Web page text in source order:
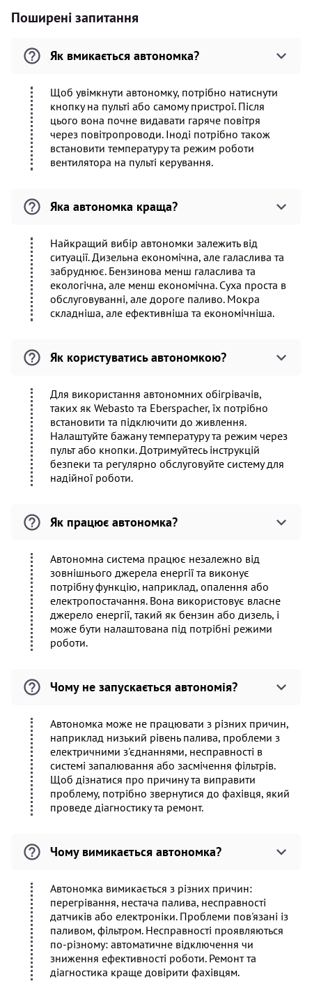
Поширені запитання
Як вмикається автономка?
Щоб увімкнути автономку, потрібно натиснути
кнопку на пульті або самому пристрої. Після
цього вона почне видавати гаряче повітря
через повітропроводи. Іноді потрібно також
встановити температуру та режим роботи
вентилятора на пульті керування.
Яка автономка краща?
Найкращий вибір автономки залежить від
ситуації. Дизельна економічна, але галаслива та
забруднює. Бензинова менш галаслива та
екологічна, але менш економічна. Суха проста в
обслуговуванні, але дороге паливо. Мокра
складніша, але ефективніша та економічніша.
Як користуватись автономкою?
Для використання автономних обігрівачів,
таких як Webasto та Eberspacher, їх потрібно
встановити та підключити до живлення.
Налаштуйте бажану температуру та режим через
пульт або кнопки. Дотримуйтесь інструкцій
безпеки та регулярно обслуговуйте систему для
надійної роботи.
Як працює автономка?
Автономна система працює незалежно від
зовнішнього джерела енергії та виконує
потрібну функцію, наприклад, опалення або
електропостачання. Вона використовує власне
джерело енергії, такий як бензин або дизель, і
може бути налаштована під потрібні режими
роботи.
Чому не запускається автономія?
Автономка може не працювати з різних причин,
наприклад низький рівень палива, проблеми з
електричними з'єднаннями, несправності в
системі запалювання або засмічення фільтрів.
Щоб дізнатися про причину та виправити
проблему, потрібно звернутися до фахівця, який
проведе діагностику та ремонт.
Чому вимикається автономка?
Автономка вимикається з різних причин:
перегрівання, нестача палива, несправності
датчиків або електроніки. Проблеми пов'язані із
паливом, фільтром. Несправності проявляються
по-різному: автоматичне відключення чи
зниження ефективності роботи. Ремонт та
діагностика краще довірити фахівцям.